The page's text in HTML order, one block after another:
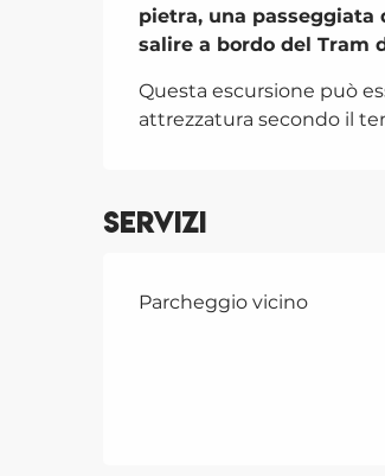
pietra, una passeggiata
salire a bordo del Tram
Questa escursione può
attrezzatura secondo il
Servizi
Parcheggio vicino